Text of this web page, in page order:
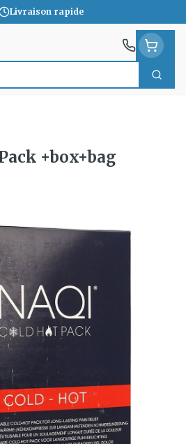
Livraison rapide
+box+bag